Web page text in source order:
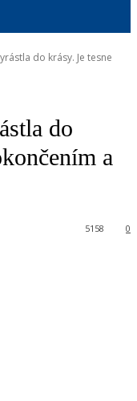
do krásy. Je tesne
do
a
0
5158